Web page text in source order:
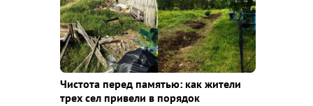
Чистота перед памятью: как жители
трех сел привели в порядок